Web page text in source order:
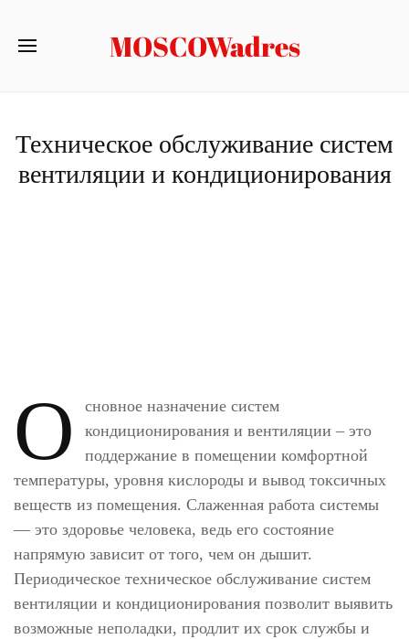
MOSCOWadres
Техническое обслуживание систем
вентиляции и кондиционирования
О
сновное назначение систем
кондиционирования и вентиляции – это
поддержание в помещении комфортной
температуры, уровня кислороды и вывод токсичных
веществ из помещения. Слаженная работа системы
— это здоровье человека, ведь его состояние
напрямую зависит от того, чем он дышит.
Периодическое техническое обслуживание систем
вентиляции и кондиционирования позволит выявить
возможные неполадки, продлит их срок службы и